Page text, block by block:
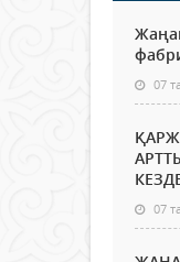
07
07